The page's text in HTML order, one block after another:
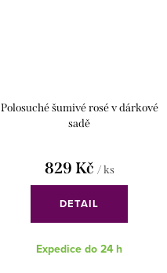
Polosuché šumivé rosé v dárkové
sadě
829 Kč / ks
DETAIL
Expedice do 24 h